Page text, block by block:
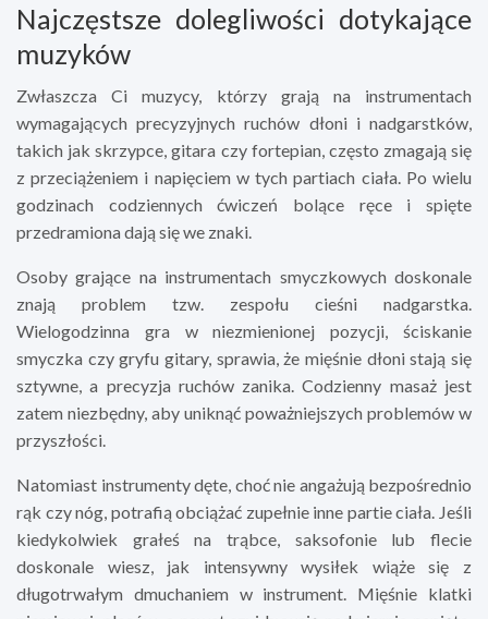
Najczęstsze dolegliwości dotykające
muzyków
Zwłaszcza Ci muzycy, którzy grają na instrumentach
wymagających precyzyjnych ruchów dłoni i nadgarstków,
takich jak skrzypce, gitara czy fortepian, często zmagają się
z przeciążeniem i napięciem w tych partiach ciała. Po wielu
godzinach codziennych ćwiczeń bolące ręce i spięte
przedramiona dają się we znaki.
Osoby grające na instrumentach smyczkowych doskonale
znają problem tzw. zespołu cieśni nadgarstka.
Wielogodzinna gra w niezmienionej pozycji, ściskanie
smyczka czy gryfu gitary, sprawia, że mięśnie dłoni stają się
sztywne, a precyzja ruchów zanika. Codzienny masaż jest
zatem niezbędny, aby uniknąć poważniejszych problemów w
przyszłości.
Natomiast instrumenty dęte, choć nie angażują bezpośrednio
rąk czy nóg, potrafią obciążać zupełnie inne partie ciała. Jeśli
kiedykolwiek grałeś na trąbce, saksofonie lub flecie
doskonale wiesz, jak intensywny wysiłek wiąże się z
długotrwałym dmuchaniem w instrument. Mięśnie klatki